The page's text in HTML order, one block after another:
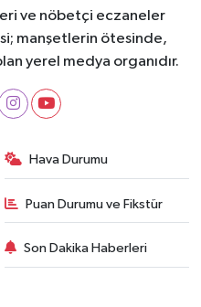
ve nöbetçi eczaneler
manşetlerin ötesinde,
yerel medya organıdır.
Hava Durumu
Puan Durumu ve Fikstür
Son Dakika Haberleri